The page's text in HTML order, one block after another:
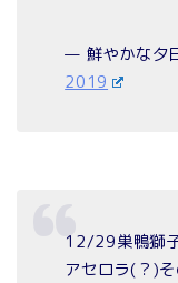
— 鮮やかな夕
2019
12/29巣鴨獅
アセロラ(？)